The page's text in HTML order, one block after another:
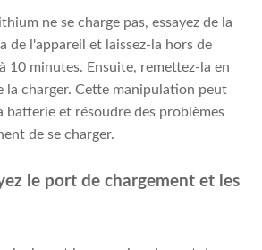
ne se charge pas, essayez de la
de l'appareil et laissez-la hors de
10 minutes. Ensuite, remettez-la en
la charger. Cette manipulation peut
batterie et résoudre des problèmes
de se charger.
le port de chargement et les